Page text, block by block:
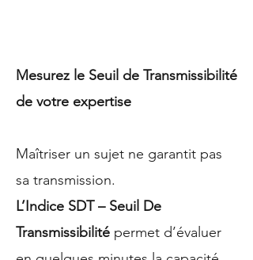
Mesurez le Seuil de Transmissibilité
de votre expertise
Maîtriser un sujet ne garantit pas
sa transmission.
L’Indice SDT – Seuil De
Transmissibilité permet d’évaluer